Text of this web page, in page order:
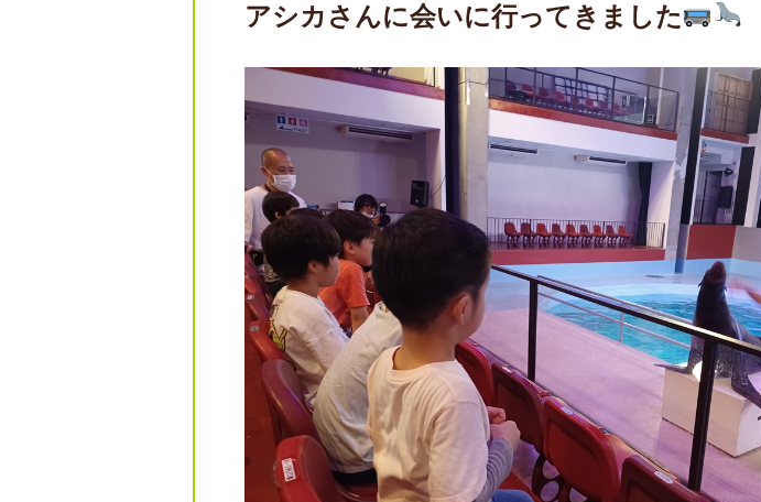
アシカさんに会いに行ってきました